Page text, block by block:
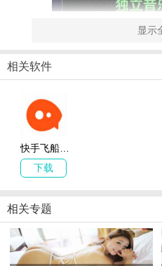
应用特点
1、提供的友谊交流很简单，这样
的特点。
2、你总是可以理解网上聊天的方
时方便地交谈。
3、随时找你的朋友。许多流行的
4、这里的聊天约会氛围非常好，
应用亮点
显示
相关软件
下载
相关专题